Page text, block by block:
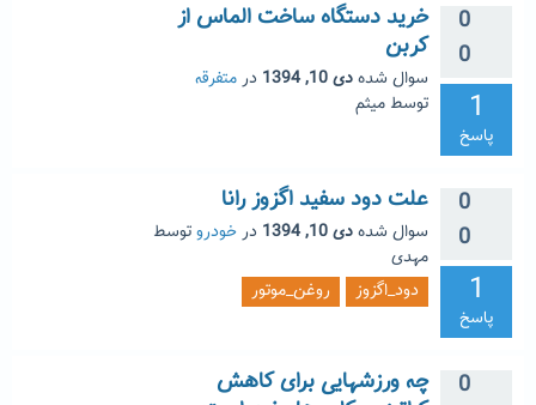
0
0
1
پاسخ
خرید دستگاه ساخت الماس از
کربن
سوال شدهدی 10, 1394 درمتفرقه
توسط میثم
0
0
1
پاسخ
علت دود سفید اگزوز رانا
سوال شدهدی 10, 1394 درخودروتوسط
مهدی
دود_اگزوز
روغن_موتور
0
چه ورزشهایی برای کاهش